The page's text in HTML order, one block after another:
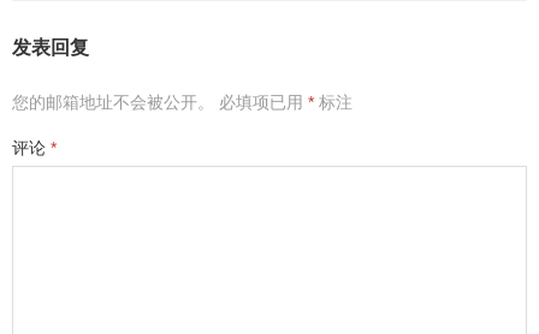
发表回复
您的邮箱地址不会被公开。 必填项已用 * 标注
评论 *